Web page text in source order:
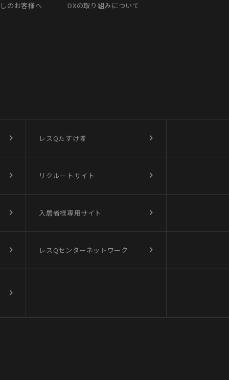
のお客様へ
DXの取り組みについて
レスQたすけ隊
リクルートサイト
入居者様専用サイト
レスQセンターネットワーク